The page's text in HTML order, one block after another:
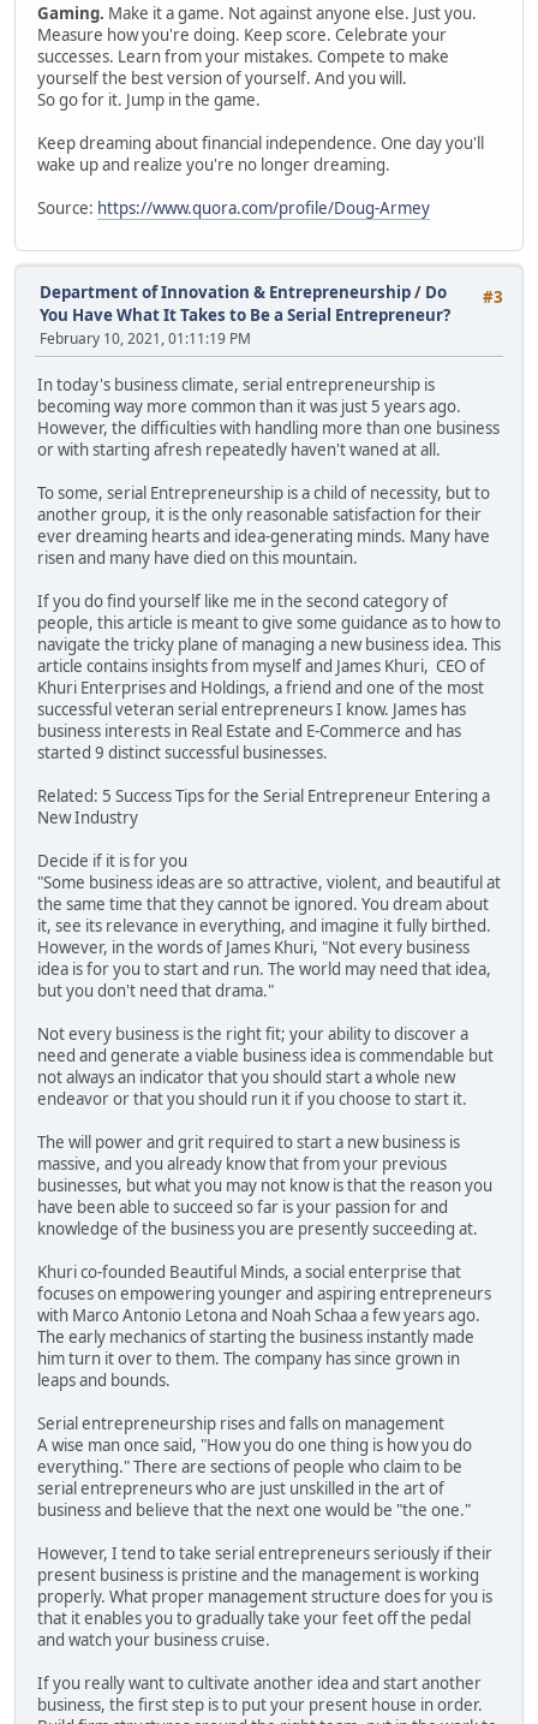
Gaming. Make it a game. Not against anyone else. Just you.
Measure how you're doing. Keep score. Celebrate your
successes. Learn from your mistakes. Compete to make
yourself the best version of yourself. And you will.
So go for it. Jump in the game.
Keep dreaming about financial independence. One day you'll
wake up and realize you're no longer dreaming.
Source: https://www.quora.com/profile/Doug-Armey
#3
Department of Innovation & Entrepreneurship/ Do
You Have What It Takes to Be a Serial Entrepreneur?
February 10, 2021, 01:11:19 PM
In today's business climate, serial entrepreneurship is
becoming way more common than it was just 5 years ago.
However, the difficulties with handling more than one business
or with starting afresh repeatedly haven't waned at all.
To some, serial Entrepreneurship is a child of necessity, but to
another group, it is the only reasonable satisfaction for their
ever dreaming hearts and idea-generating minds. Many have
risen and many have died on this mountain.
If you do find yourself like me in the second category of
people, this article is meant to give some guidance as to how to
navigate the tricky plane of managing a new business idea. This
article contains insights from myself and James Khuri, CEO of
Khuri Enterprises and Holdings, a friend and one of the most
successful veteran serial entrepreneurs I know. James has
business interests in Real Estate and E-Commerce and has
started 9 distinct successful businesses.
Related: 5 Success Tips for the Serial Entrepreneur Entering a
New Industry
Decide if it is for you
"Some business ideas are so attractive, violent, and beautiful at
the same time that they cannot be ignored. You dream about
it, see its relevance in everything, and imagine it fully birthed.
However, in the words of James Khuri, "Not every business
idea is for you to start and run. The world may need that idea,
but you don't need that drama."
Not every business is the right fit; your ability to discover a
need and generate a viable business idea is commendable but
not always an indicator that you should start a whole new
endeavor or that you should run it if you choose to start it.
The will power and grit required to start a new business is
massive, and you already know that from your previous
businesses, but what you may not know is that the reason you
have been able to succeed so far is your passion for and
knowledge of the business you are presently succeeding at.
Khuri co-founded Beautiful Minds, a social enterprise that
focuses on empowering younger and aspiring entrepreneurs
with Marco Antonio Letona and Noah Schaa a few years ago.
The early mechanics of starting the business instantly made
him turn it over to them. The company has since grown in
leaps and bounds.
Serial entrepreneurship rises and falls on management
A wise man once said, "How you do one thing is how you do
everything." There are sections of people who claim to be
serial entrepreneurs who are just unskilled in the art of
business and believe that the next one would be "the one."
However, I tend to take serial entrepreneurs seriously if their
present business is pristine and the management is working
properly. What proper management structure does for you is
that it enables you to gradually take your feet off the pedal
and watch your business cruise.
If you really want to cultivate another idea and start another
business, the first step is to put your present house in order.